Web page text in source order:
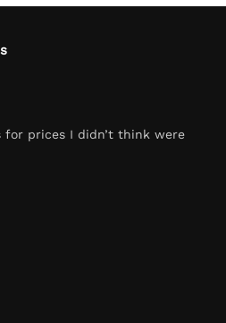
for prices I didn’t think were